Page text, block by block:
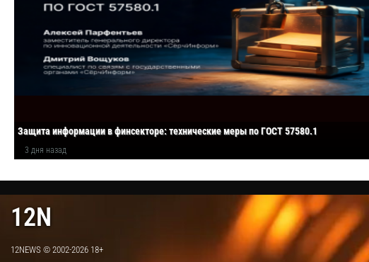
Защита информации в финсекторе: технические меры по ГОСТ 57580.1
3 дня назад
12N
12NEWS © 2002-2026 18+